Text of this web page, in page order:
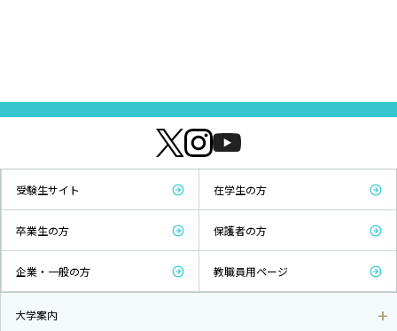
受験生サイト 在学生の方
卒業生の方 保護者の方
企業・一般の方 教職員用ページ
大学案内